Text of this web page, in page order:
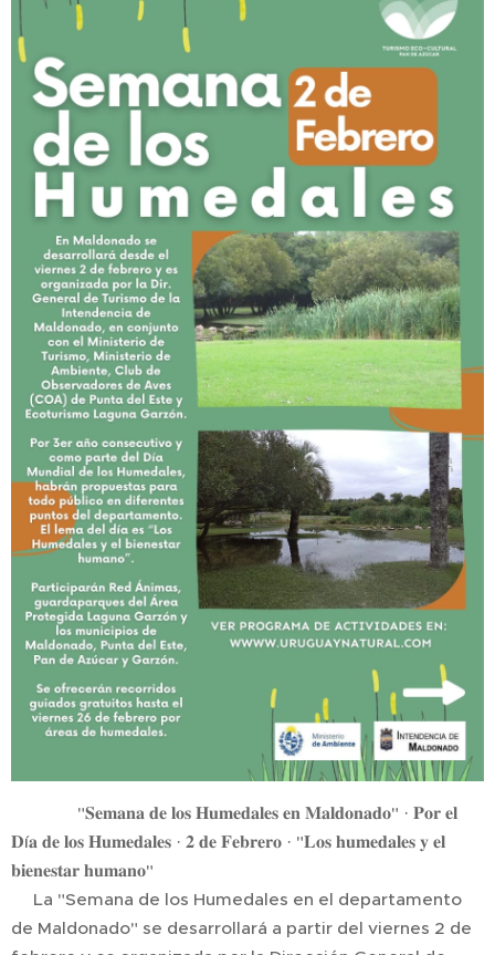
🌱🌾💧"𝐒𝐞𝐦𝐚𝐧𝐚 𝐝𝐞 𝐥𝐨𝐬 𝐇𝐮𝐦𝐞𝐝𝐚𝐥𝐞𝐬 𝐞𝐧 𝐌𝐚𝐥𝐝𝐨𝐧𝐚𝐝𝐨" · 𝐏𝐨𝐫 𝐞𝐥
𝐃í𝐚 𝐝𝐞 𝐥𝐨𝐬 𝐇𝐮𝐦𝐞𝐝𝐚𝐥𝐞𝐬 · 𝟐 𝐝𝐞 𝐅𝐞𝐛𝐫𝐞𝐫𝐨 · "𝐋𝐨𝐬 𝐡𝐮𝐦𝐞𝐝𝐚𝐥𝐞𝐬 𝐲 𝐞𝐥
𝐛𝐢𝐞𝐧𝐞𝐬𝐭𝐚𝐫 𝐡𝐮𝐦𝐚𝐧𝐨"
🌎La "Semana de los Humedales en el departamento
de Maldonado" se desarrollará a partir del viernes 2 de